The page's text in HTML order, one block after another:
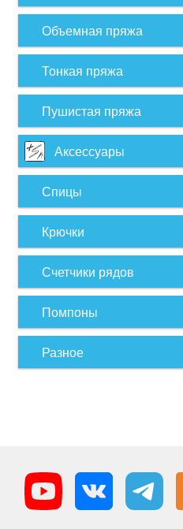
Объемная пряжа
Тонкая пряжа
Пушистая пряжа
Аксессуары
Спицы
Крючки
Счетчики рядов
Помпоны
Разное